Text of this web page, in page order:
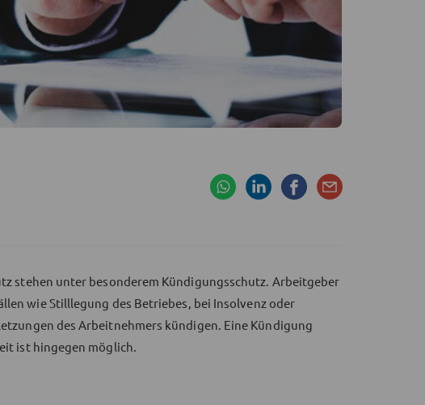
stehen unter besonderem Kündigungsschutz. Arbeitgeber
wie Stilllegung des Betriebes, bei Insolvenz oder
des Arbeitnehmers kündigen. Eine Kündigung
ist hingegen möglich.